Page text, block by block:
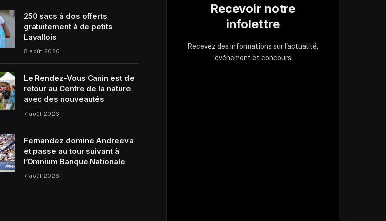
250 sacs à dos offerts
gratuitement à de petits
Lavallois
8 août 2026
Le Rendez-Vous Canin est de
retour au Centre de la nature
avec des nouveautés
7 août 2026
Fernandez domine Andreeva
et passe au tour suivant à
l’Omnium Banque Nationale
7 août 2026
Recevoir notre
infolettre
Recevez des informations sur l'actualité,
événement et concours